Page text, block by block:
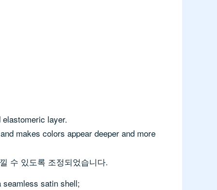
layer.
makes colors appear deeper and more
수 있도록 조정되었습니다.
satin shell;